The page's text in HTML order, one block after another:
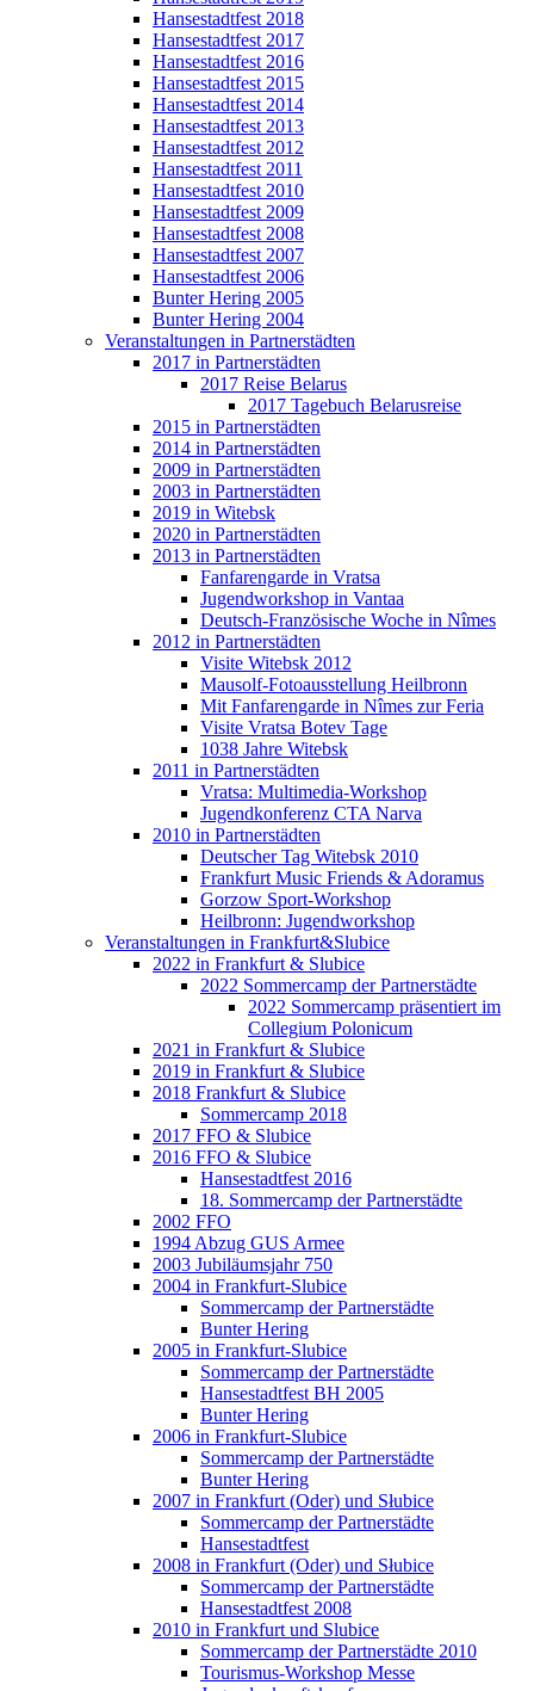
Hansestadtfest 2018
Hansestadtfest 2017
Hansestadtfest 2016
Hansestadtfest 2015
Hansestadtfest 2014
Hansestadtfest 2013
Hansestadtfest 2012
Hansestadtfest 2011
Hansestadtfest 2010
Hansestadtfest 2009
Hansestadtfest 2008
Hansestadtfest 2007
Hansestadtfest 2006
Bunter Hering 2005
Bunter Hering 2004
Veranstaltungen in Partnerstädten
2017 in Partnerstädten
2017 Reise Belarus
2017 Tagebuch Belarusreise
2015 in Partnerstädten
2014 in Partnerstädten
2009 in Partnerstädten
2003 in Partnerstädten
2019 in Witebsk
2020 in Partnerstädten
2013 in Partnerstädten
Fanfarengarde in Vratsa
Jugendworkshop in Vantaa
Deutsch-Französische Woche in Nîmes
2012 in Partnerstädten
Visite Witebsk 2012
Mausolf-Fotoausstellung Heilbronn
Mit Fanfarengarde in Nîmes zur Feria
Visite Vratsa Botev Tage
1038 Jahre Witebsk
2011 in Partnerstädten
Vratsa: Multimedia-Workshop
Jugendkonferenz CTA Narva
2010 in Partnerstädten
Deutscher Tag Witebsk 2010
Frankfurt Music Friends & Adoramus
Gorzow Sport-Workshop
Heilbronn: Jugendworkshop
Veranstaltungen in Frankfurt&Slubice
2022 in Frankfurt & Slubice
2022 Sommercamp der Partnerstädte
2022 Sommercamp präsentiert im
Collegium Polonicum
2021 in Frankfurt & Slubice
2019 in Frankfurt & Slubice
2018 Frankfurt & Slubice
Sommercamp 2018
2017 FFO & Slubice
2016 FFO & Slubice
Hansestadtfest 2016
18. Sommercamp der Partnerstädte
2002 FFO
1994 Abzug GUS Armee
2003 Jubiläumsjahr 750
2004 in Frankfurt-Slubice
Sommercamp der Partnerstädte
Bunter Hering
2005 in Frankfurt-Slubice
Sommercamp der Partnerstädte
Hansestadtfest BH 2005
Bunter Hering
2006 in Frankfurt-Slubice
Sommercamp der Partnerstädte
Bunter Hering
2007 in Frankfurt (Oder) und Słubice
Sommercamp der Partnerstädte
Hansestadtfest
2008 in Frankfurt (Oder) und Słubice
Sommercamp der Partnerstädte
Hansestadtfest 2008
2010 in Frankfurt und Slubice
Sommercamp der Partnerstädte 2010
Tourismus-Workshop Messe